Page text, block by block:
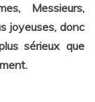
Messieurs,
joyeuses, donc
sérieux que